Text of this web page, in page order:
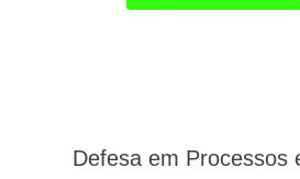
Defesa em Processos